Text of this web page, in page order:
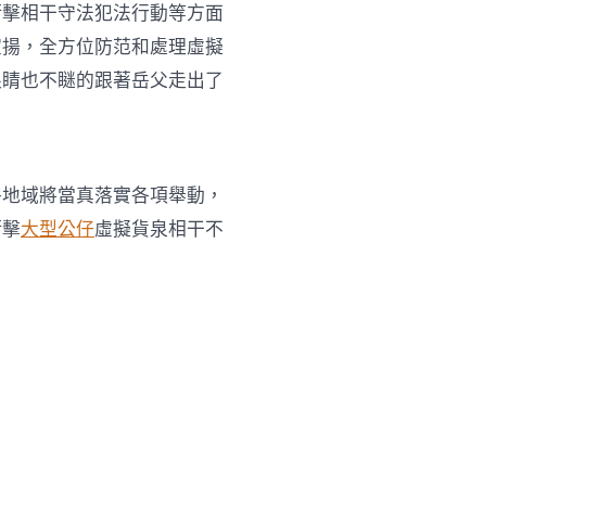
相干守法犯法行動等方面
，全方位防范和處理虛擬
也不瞇的跟著岳父走出了
域將當真落實各項舉動，
大型公仔虛擬貨泉相干不